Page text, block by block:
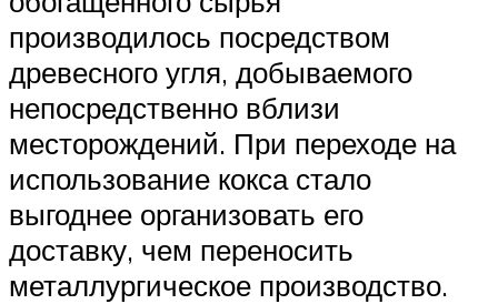
производилось посредством
древесного угля, добываемого
непосредственно вблизи
месторождений. При переходе на
использование кокса стало
выгоднее организовать его
доставку, чем переносить
металлургическое производство.